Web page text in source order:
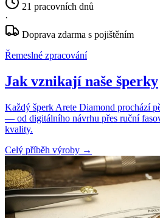
21 pracovních dnů
·
Doprava zdarma s pojištěním
Řemeslné zpracování
Jak vznikají naše šperky
Každý šperk Arete Diamond prochází
— od digitálního návrhu přes ruční
kvality.
Celý příběh výroby →